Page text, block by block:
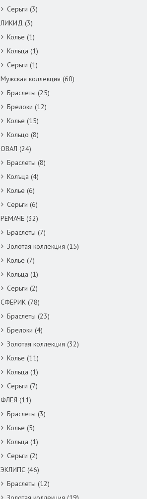
Серьги (3)
ЛИКИД (3)
Колье (1)
Кольца (1)
Серьги (1)
Мужская коллекция (60)
Браслеты (25)
Брелоки (12)
Колье (15)
Кольцо (8)
ОВАЛ (24)
Браслеты (8)
Колъца (4)
Колье (6)
Серьги (6)
РЕМАЧЕ (32)
Браслеты (7)
Золотая коллекция (15)
Колье (7)
Кольца (1)
Серьги (2)
СФЕРИК (78)
Браслеты (23)
Брелоки (4)
Золотая коллекция (32)
Колье (11)
Кольца (1)
Серьги (7)
ФЛЕЯ (11)
Браслеты (3)
Колье (5)
Кольца (1)
Серьги (2)
ЭКЛИПС (46)
Браслеты (12)